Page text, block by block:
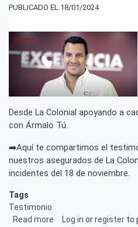
de
2023.
18/01/2024
Desde La Colonial apoyando a
con Ármalo Tú.
➡️Aquí te compartimos el
nuestros asegurados de La
incidentes del 18 de noviembre.
Tags
Testimonio
Read more about
Log in orregister to